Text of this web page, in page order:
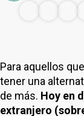
Para aquellos
tener una
de más. Hoy en
extranjero